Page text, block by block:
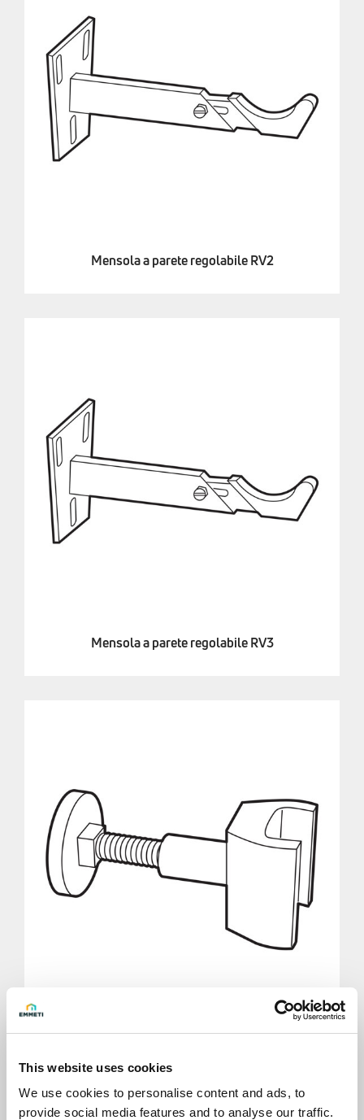
This website uses cookies
We use cookies to personalise content and ads, to
provide social media features and to analyse our traffic.
Mensola a parete regolabile RV2
Mensola a parete regolabile RV3